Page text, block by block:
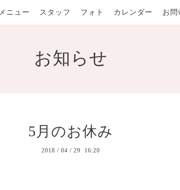
メニュー スタッフ フォト カレンダー お問
お知らせ
5月のお休み
2018 / 04 / 29 16:20